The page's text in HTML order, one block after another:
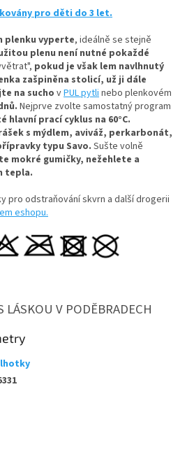
pro děti do 3 let.
plenku vyperte, ideálně se stejně
plenu není nutné pokaždé
pokud je však lem navlhnutý
zašpiněna stolicí, už ji dále
na sucho vPUL pytlinebo plenkovém
Nejprve zvolte samostatný program
hlavní prací cyklus na 60°C.
s mýdlem, aviváž, perkarbonát,
typu Savo. Sušte volně
mokré gumičky, nežehlete a
tepla.
pro odstraňování skvrn a další drogerii
eshopu.
LÁSKOU V PODĚBRADECH